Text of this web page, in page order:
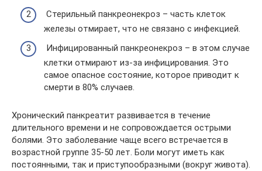
Стерильный панкреонекроз – часть клеток
железы отмирает, что не связано с инфекцией.
Инфицированный панкреонекроз – в этом случае
клетки отмирают из-за инфицирования. Это
самое опасное состояние, которое приводит к
смерти в 80% случаев.
Хронический панкреатит развивается в течение
длительного времени и не сопровождается острыми
болями. Это заболевание чаще всего встречается в
возрастной группе 35-50 лет. Боли могут иметь как
постоянными, так и приступообразными (вокруг живота).